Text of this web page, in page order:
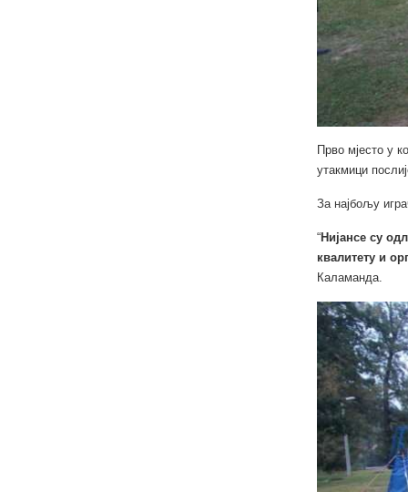
Прво мјесто у
утакмици
За најбољу
“Нијансе су
квалитету и
Каламанда.